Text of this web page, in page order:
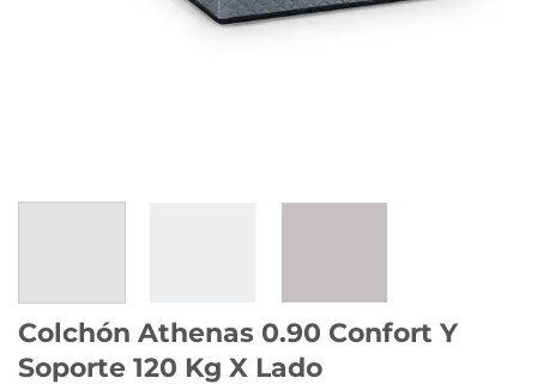
Colchón Athenas 0.90 Confort Y
Soporte 120 Kg X Lado